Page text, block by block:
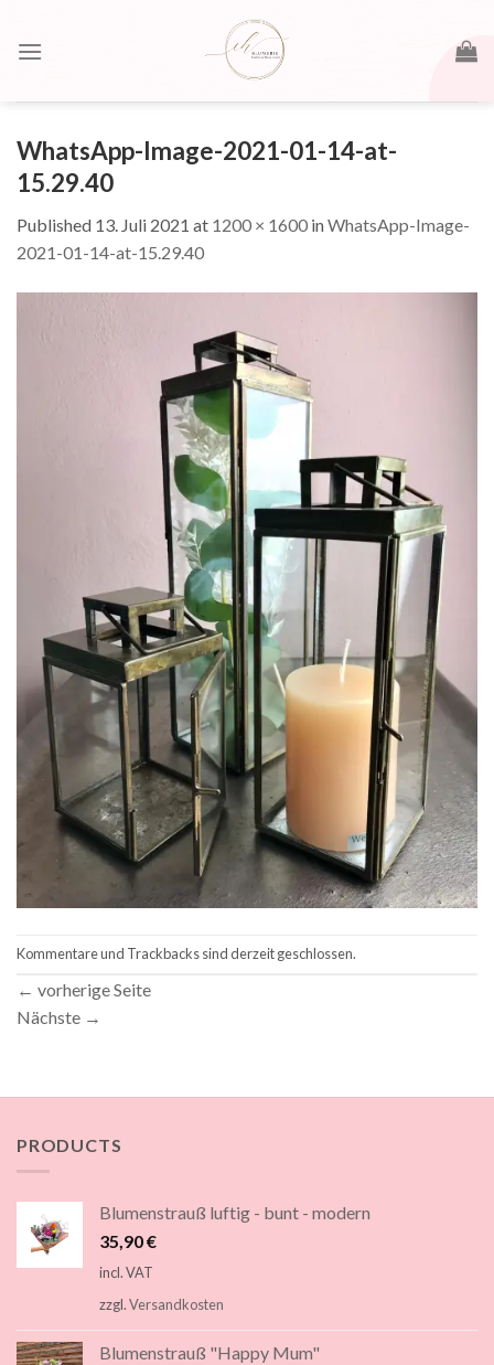
WhatsApp-Image-2021-01-14-at-
15.29.40
Published 13. Juli 2021 at 1200 × 1600 inWhatsApp-Image-
2021-01-14-at-15.29.40
Kommentare und Trackbacks sind derzeit geschlossen.
← vorherige Seite
Nächste →
PRODUCTS
Blumenstrauß luftig - bunt - modern
35,90€
incl. VAT
zzgl.Versandkosten
Blumenstrauß "Happy Mum"